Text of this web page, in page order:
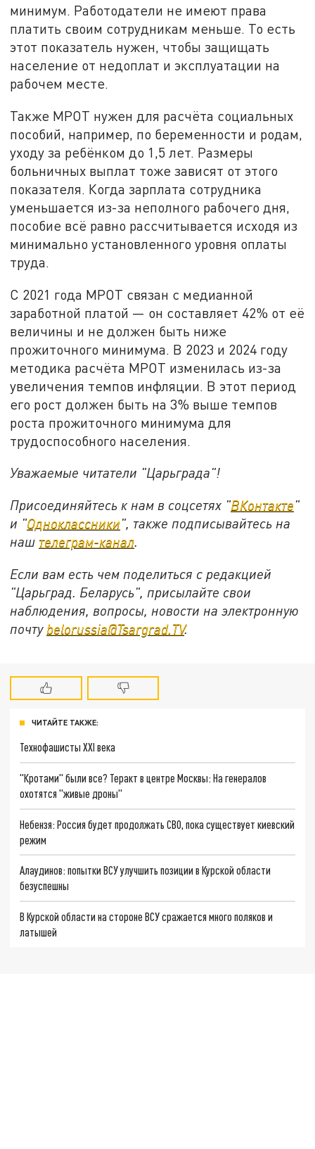
минимум. Работодатели не имеют права
платить своим сотрудникам меньше. То есть
этот показатель нужен, чтобы защищать
население от недоплат и эксплуатации на
рабочем месте.
Также МРОТ нужен для расчёта социальных
пособий, например, по беременности и родам,
уходу за ребёнком до 1,5 лет. Размеры
больничных выплат тоже зависят от этого
показателя. Когда зарплата сотрудника
уменьшается из-за неполного рабочего дня,
пособие всё равно рассчитывается исходя из
минимально установленного уровня оплаты
труда.
С 2021 года МРОТ связан с медианной
заработной платой — он составляет 42% от её
величины и не должен быть ниже
прожиточного минимума. В 2023 и 2024 году
методика расчёта МРОТ изменилась из-за
увеличения темпов инфляции. В этот период
его рост должен быть на 3% выше темпов
роста прожиточного минимума для
трудоспособного населения.
Уважаемые читатели "Царьграда"!
Присоединяйтесь к нам в соцсетях "ВКонтакте"
и "Одноклассники", также подписывайтесь на
наш телеграм-канал.
Если вам есть чем поделиться с редакцией
"Царьград. Беларусь", присылайте свои
наблюдения, вопросы, новости на электронную
почту belorussia@Tsargrad.TV.
ЧИТАЙТЕ ТАКЖЕ:
Технофашисты XXI века
"Кротами" были все? Теракт в центре Москвы: На генералов
охотятся "живые дроны"
Небензя: Россия будет продолжать СВО, пока существует киевский
режим
Алаудинов: попытки ВСУ улучшить позиции в Курской области
безуспешны
В Курской области на стороне ВСУ сражается много поляков и
латышей